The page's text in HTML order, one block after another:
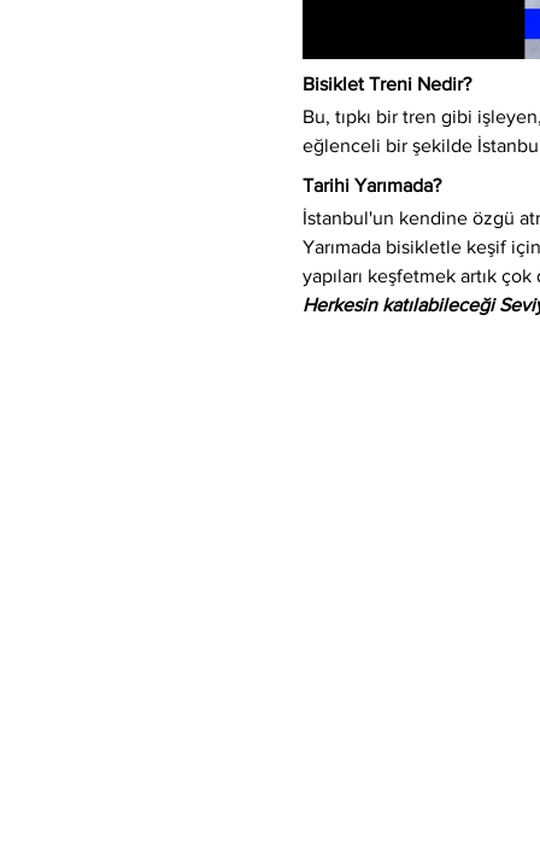
Bisiklet Treni Nedir?
Bu, tıpkı bir tren gibi işleyen,
eğlenceli bir şekilde
Tarihi Yarımada?
İstanbul'un kendine özgü
Yarımada bisikletle keşif
yapıları keşfetmek artık
Herkesin katılabileceği